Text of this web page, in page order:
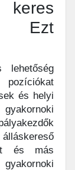
Ezt
lehetőség
és helyi
és más